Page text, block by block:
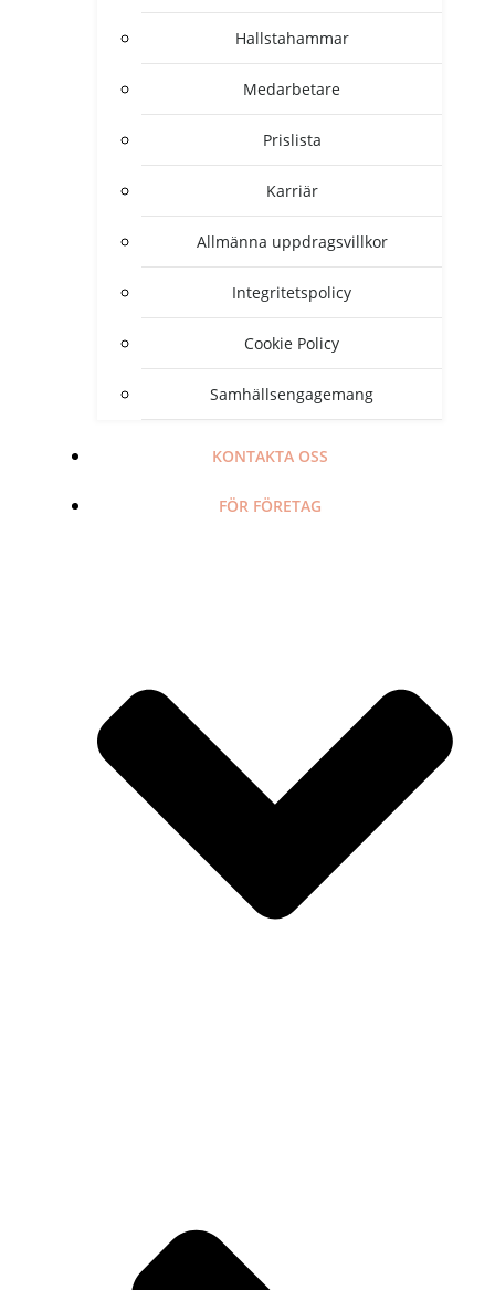
Hallstahammar
Medarbetare
Prislista
Karriär
Allmänna uppdragsvillkor
Integritetspolicy
Cookie Policy
Samhällsengagemang
KONTAKTA OSS
FÖR FÖRETAG